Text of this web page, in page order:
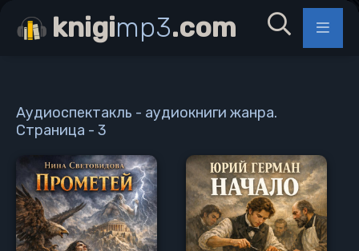
Аудиоспектакль - аудиокниги жанра.
Страница - 3
knigimp3.com